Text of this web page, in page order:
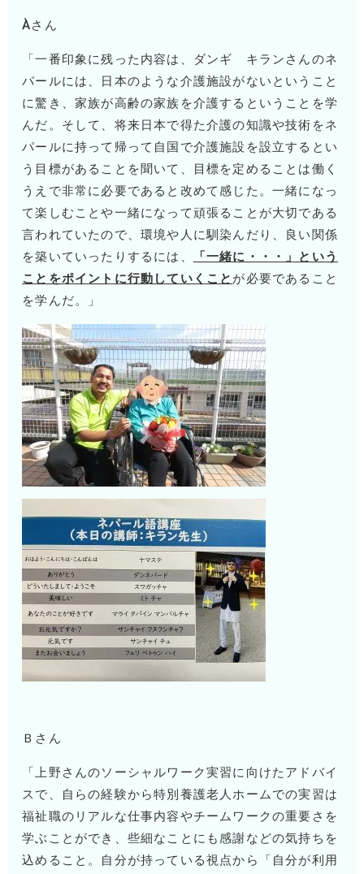
Àさん
「一番印象に残った内容は、ダンギ キランさんのネ
パールには、日本のような介護施設がないということ
に驚き、家族が高齢の家族を介護するということを学
んだ。そして、将来日本で得た介護の知識や技術をネ
パールに持って帰って自国で介護施設を設立するとい
う目標があることを聞いて、目標を定めることは働く
うえで非常に必要であると改めて感じた。一緒になっ
て楽しむことや一緒になって頑張ることが大切である
言われていたので、環境や人に馴染んだり、良い関係
を築いていったりするには、
「一緒に・・・」という
ことをポイントに行動していくこと が必要であること
を学んだ。」
Ｂさん
「上野さんのソーシャルワーク実習に向けたアドバイ
スで、自らの経験から特別養護老人ホームでの実習は
福祉職のリアルな仕事内容やチームワークの重要さを
学ぶことができ、些細なことにも感謝などの気持ちを
込めること。自分が持っている視点から「自分が利用